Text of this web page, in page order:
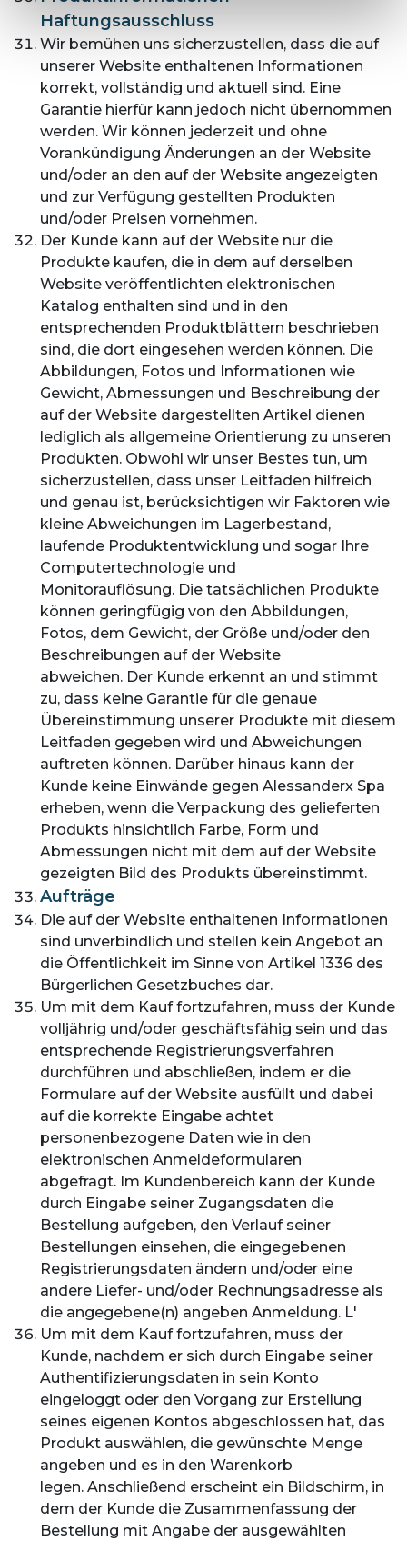
Haftungsausschluss
Wir bemühen uns sicherzustellen, dass die auf
unserer Website enthaltenen Informationen
korrekt, vollständig und aktuell sind. Eine
Garantie hierfür kann jedoch nicht übernommen
werden. Wir können jederzeit und ohne
Vorankündigung Änderungen an der Website
und/oder an den auf der Website angezeigten
und zur Verfügung gestellten Produkten
und/oder Preisen vornehmen.
Der Kunde kann auf der Website nur die
Produkte kaufen, die in dem auf derselben
Website veröffentlichten elektronischen
Katalog enthalten sind und in den
entsprechenden Produktblättern beschrieben
sind, die dort eingesehen werden können. Die
Abbildungen, Fotos und Informationen wie
Gewicht, Abmessungen und Beschreibung der
auf der Website dargestellten Artikel dienen
lediglich als allgemeine Orientierung zu unseren
Produkten. Obwohl wir unser Bestes tun, um
sicherzustellen, dass unser Leitfaden hilfreich
und genau ist, berücksichtigen wir Faktoren wie
kleine Abweichungen im Lagerbestand,
laufende Produktentwicklung und sogar Ihre
Computertechnologie und
Monitorauflösung. Die tatsächlichen Produkte
können geringfügig von den Abbildungen,
Fotos, dem Gewicht, der Größe und/oder den
Beschreibungen auf der Website
abweichen. Der Kunde erkennt an und stimmt
zu, dass keine Garantie für die genaue
Übereinstimmung unserer Produkte mit diesem
Leitfaden gegeben wird und Abweichungen
auftreten können. Darüber hinaus kann der
Kunde keine Einwände gegen Alessanderx Spa
erheben, wenn die Verpackung des gelieferten
Produkts hinsichtlich Farbe, Form und
Abmessungen nicht mit dem auf der Website
gezeigten Bild des Produkts übereinstimmt.
Aufträge
Die auf der Website enthaltenen Informationen
sind unverbindlich und stellen kein Angebot an
die Öffentlichkeit im Sinne von Artikel 1336 des
Bürgerlichen Gesetzbuches dar.
Um mit dem Kauf fortzufahren, muss der Kunde
volljährig und/oder geschäftsfähig sein und das
entsprechende Registrierungsverfahren
durchführen und abschließen, indem er die
Formulare auf der Website ausfüllt und dabei
auf die korrekte Eingabe achtet
personenbezogene Daten wie in den
elektronischen Anmeldeformularen
abgefragt. Im Kundenbereich kann der Kunde
durch Eingabe seiner Zugangsdaten die
Bestellung aufgeben, den Verlauf seiner
Bestellungen einsehen, die eingegebenen
Registrierungsdaten ändern und/oder eine
andere Liefer- und/oder Rechnungsadresse als
die angegebene(n) angeben Anmeldung. L'
Um mit dem Kauf fortzufahren, muss der
Kunde, nachdem er sich durch Eingabe seiner
Authentifizierungsdaten in sein Konto
eingeloggt oder den Vorgang zur Erstellung
seines eigenen Kontos abgeschlossen hat, das
Produkt auswählen, die gewünschte Menge
angeben und es in den Warenkorb
legen. Anschließend erscheint ein Bildschirm, in
dem der Kunde die Zusammenfassung der
Bestellung mit Angabe der ausgewählten